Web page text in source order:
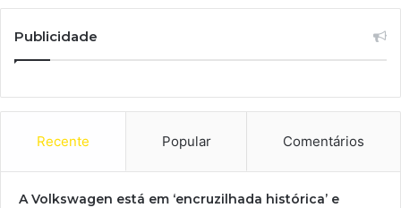
Publicidade
Recente Popular Comentários
A Volkswagen está em ‘encruzilhada histórica’ e